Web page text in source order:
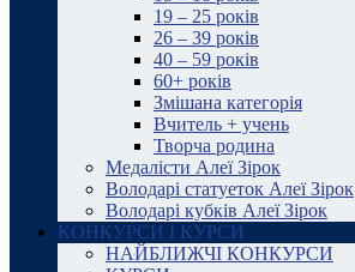
19 – 25 років
26 – 39 років
40 – 59 років
60+ років
Змішана категорія
Вчитель + учень
Творча родина
Медалісти Алеї Зірок
Володарі статуеток Алеї Зірок
Володарі кубків Алеї Зірок
КОНКУРСИ І КУРСИ
НАЙБЛИЖЧІ КОНКУРСИ